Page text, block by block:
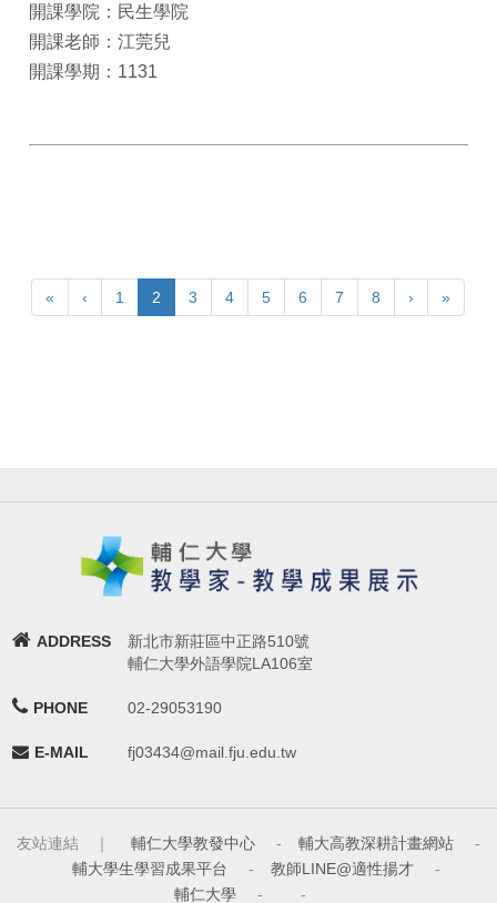
開課學院：民生學院
開課老師：江莞兒
開課學期：1131
« ‹ 1 2 3 4 5 6 7 8 › »
ADDRESS
新北市新莊區中正路510號
輔仁大學外語學院LA106室
PHONE 02-29053190
E-MAIL fj03434@mail.fju.edu.tw
友站連結 ｜ 輔仁大學教發中心 - 輔大高教深耕計畫網站
-
輔大學生學習成果平台
- 教師LINE@適性揚才
-
輔仁大學
- -